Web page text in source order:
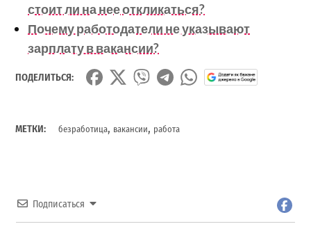
стоит ли на нее откликаться?
Почему работодатели не указывают
зарплату в вакансии?
ПОДЕЛИТЬСЯ:
МЕТКИ: безработица, вакансии, работа
Подписаться